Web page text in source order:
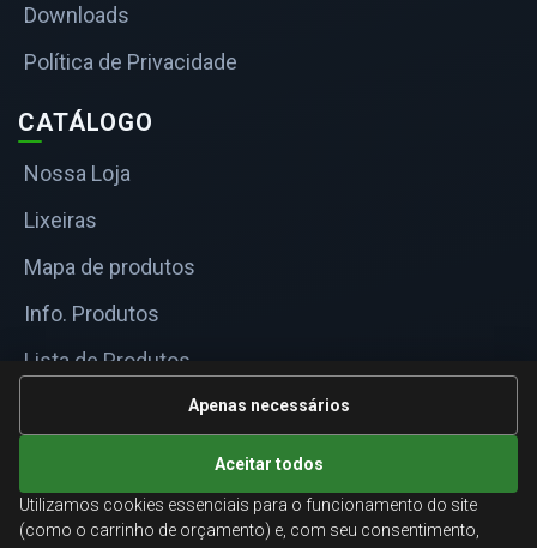
Downloads
Política de Privacidade
CATÁLOGO
Nossa Loja
Lixeiras
Mapa de produtos
Info. Produtos
Lista de Produtos
Informações Técnicas
ATENDIMENTO
Apenas necessários
Aceitar todos
Utilizamos cookies essenciais para o funcionamento do site
(como o carrinho de orçamento) e, com seu consentimento,